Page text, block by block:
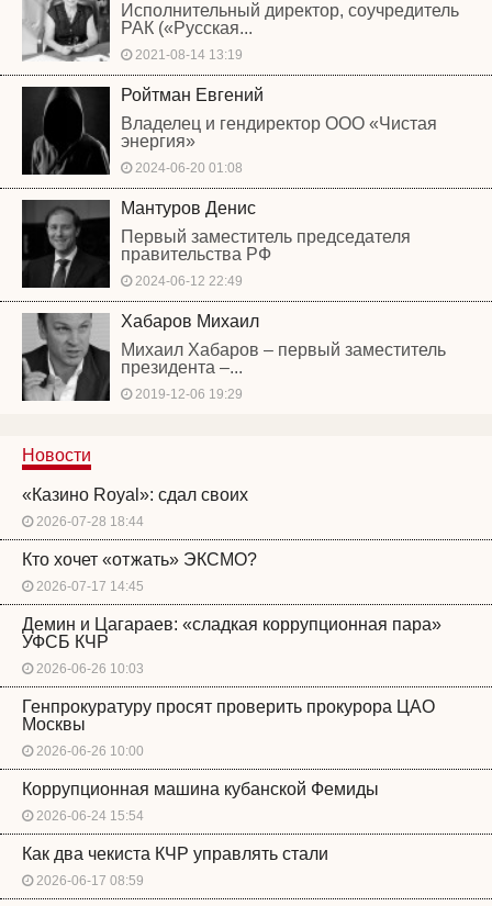
Исполнительный директор, соучредитель
РАК («Русская...
2021-08-14 13:19
Ройтман Евгений
Владелец и гендиректор ООО «Чистая
энергия»
2024-06-20 01:08
Мантуров Денис
Первый заместитель председателя
правительства РФ
2024-06-12 22:49
Хабаров Михаил
Михаил Хабаров – первый заместитель
президента –...
2019-12-06 19:29
Новости
«Казино Royal»: сдал своих
2026-07-28 18:44
Кто хочет «отжать» ЭКСМО?
2026-07-17 14:45
Демин и Цагараев: «сладкая коррупционная пара»
УФСБ КЧР
2026-06-26 10:03
Генпрокуратуру просят проверить прокурора ЦАО
Москвы
2026-06-26 10:00
Коррупционная машина кубанской Фемиды
2026-06-24 15:54
Как два чекиста КЧР управлять стали
2026-06-17 08:59